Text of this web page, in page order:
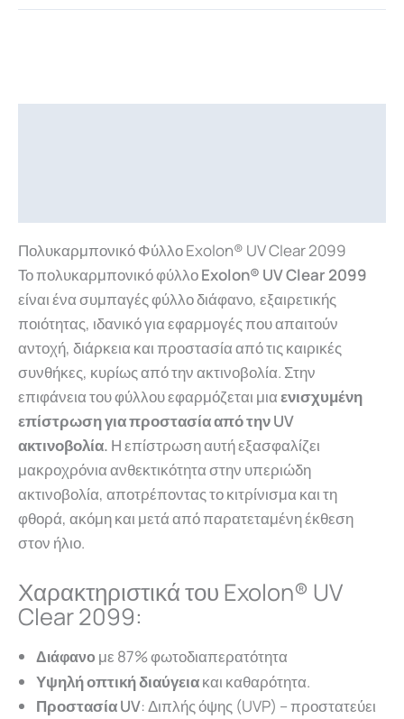
Πολυκαρμπονικό Φύλλο Exolon® UV Clear 2099
Το πολυκαρμπονικό φύλλοExolon® UV Clear 2099
είναι ένα συμπαγές φύλλο διάφανο, εξαιρετικής
ποιότητας, ιδανικό για εφαρμογές που απαιτούν
αντοχή, διάρκεια και προστασία από τις καιρικές
συνθήκες, κυρίως από την ακτινοβολία. Στην
επιφάνεια του φύλλου εφαρμόζεται μιαενισχυμένη
επίστρωση για προστασία από την UV
ακτινοβολία. Η επίστρωση αυτή εξασφαλίζει
μακροχρόνια ανθεκτικότητα στην υπεριώδη
ακτινοβολία, αποτρέποντας το κιτρίνισμα και τη
φθορά, ακόμη και μετά από παρατεταμένη έκθεση
στον ήλιο.
Χαρακτηριστικά του Exolon® UV
Clear 2099:
Διάφανο με 87% φωτοδιαπερατότητα
Υψηλή οπτικήδιαύγειακαι καθαρότητα.
Προστασία UV: Διπλής όψης (UVP) – προστατεύει